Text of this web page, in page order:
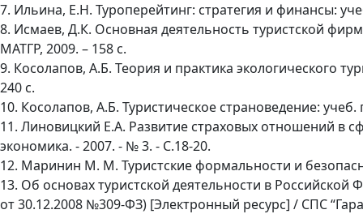
7. Ильина, Е.Н. Туроперейтинг: стратегия и финансы:
8. Исмаев, Д.К. Основная деятельность туристской
МАТГР, 2009. – 158 с.
9. Косолапов, А.Б. Теория и практика экологического
240 с.
10. Косолапов, А.Б. Туристическое страноведение:
11. Линовицкий Е.А. Развитие страховых отношений в
экономика. - 2007. - № 3. - С.18-20.
12. Маринин М. М. Туристские формальности и
13. Об основах туристской деятельности в
от 30.12.2008 №309-ФЗ) [Электронный ресурс] / СПС